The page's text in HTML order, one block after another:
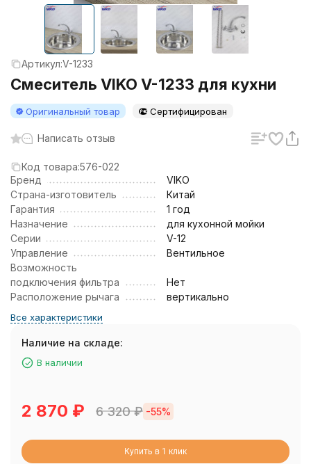
Артикул:V-1233
Смеситель VIKO V-1233 для кухни
Оригинальный товар Сертифицирован
Написать отзыв
Код товара:576-022
Бренд
VIKO
Страна-изготовитель
Китай
Гарантия
1 год
Назначение
для кухонной мойки
Серии
V-12
Управление
Вентильное
Возможность
подключения фильтра
Нет
Расположение рычага
вертикально
Все характеристики
Наличие на складе:
В наличии
2 870 ₽ 6 320₽ -55%
Купить в 1 клик